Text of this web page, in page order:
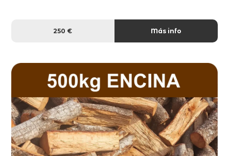
250 € Más info